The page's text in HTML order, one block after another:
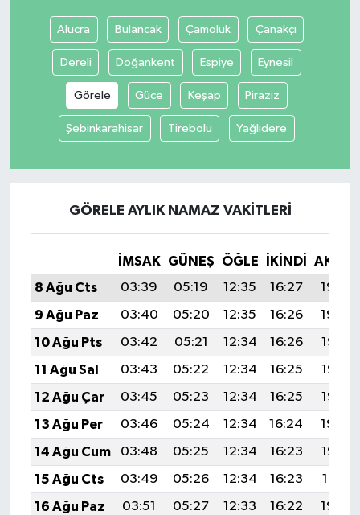
Alucra Bulancak Çamoluk Çanakçı
Dereli Doğankent Espiye Eynesil
Görele Güce Keşap Piraziz
Şebinkarahisar Tirebolu Yağlıdere
GÖRELE AYLIK NAMAZ VAKITLERI
İMSAK GÜNEŞ ÖĞLE İKINDI
8 Ağu Cts
03:39 05:19 12:35 16:27
19:40
9 Ağu Paz
03:40 05:20 12:35 16:26
19:39
10 Ağu Pts
03:42 05:21 12:34 16:26
19:38
11 Ağu Sal
03:43 05:22 12:34 16:25
19:36
12 Ağu Çar
03:45 05:23 12:34 16:25
19:35
13 Ağu Per
03:46 05:24 12:34 16:24
19:34
14 Ağu Cum
03:48 05:25 12:34 16:23
19:32
15 Ağu Cts
03:49 05:26 12:34 16:23
19:31
16 Ağu Paz
03:51 05:27 12:33 16:22
19:29
Kepsut
KÜLTÜR-SANAT
MAGAZİN
MANŞET
Manyas
OTOMOTİV
Resmi İlanlar
SAĞLIK
Savaştepe
SEYAHAT
SİYASET